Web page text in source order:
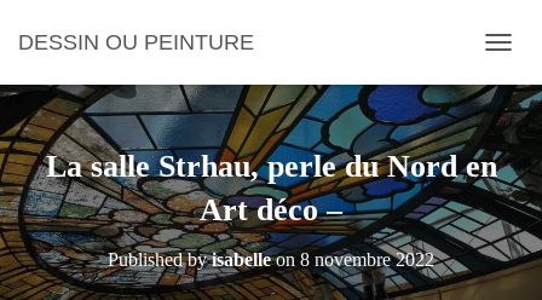
DESSIN OU PEINTURE
La salle Strhau, perle du Nord en
Art déco –
Published byisabelleon 8 novembre 2022